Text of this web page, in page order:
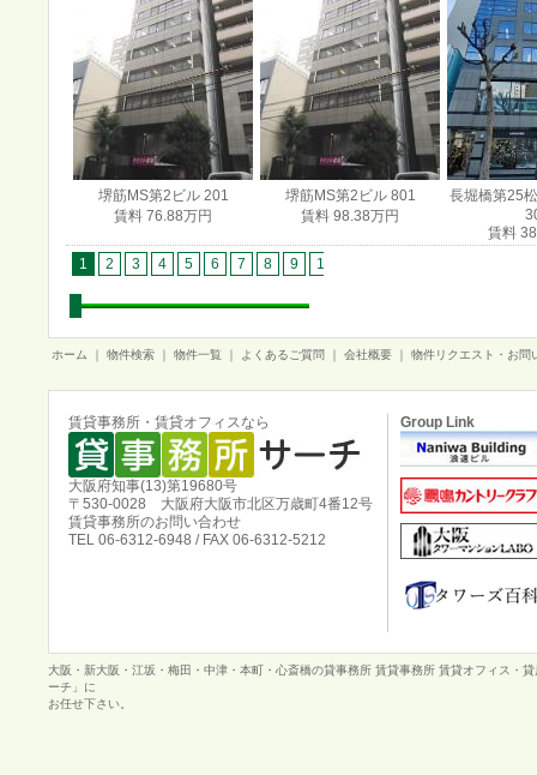
堺筋MS第2ビル 201
賃料 76.88万円
堺筋MS第2ビル 801
賃料 98.38万円
長堀橋第25
賃料
1
2 3 4 5 6 7 8 9 10
ホーム 物件検索 物件一覧 よくあるご質問 会社概要 物件リクエスト・お問
賃貸事務所・賃貸オフィスなら
大阪府知事(13)第19680号
〒530-0028 大阪府大阪市北区万歳町4番12号
賃貸事務所のお問い合わせ
TEL 06-6312-6948 / FAX 06-6312-5212
Group Link
大阪・新大阪・江坂・梅田・中津・本町・心斎橋の貸事務所 賃貸事務所 賃貸オフィス・
ーチ」に
お任せ下さい。